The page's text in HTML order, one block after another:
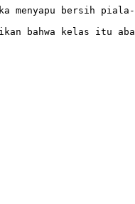
menyapu bersih
bahwa kelas itu